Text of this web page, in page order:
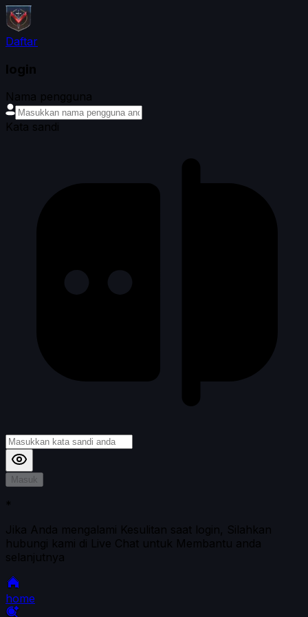
Daftar
login
Nama pengguna
Kata sandi
Masuk
*
Jika Anda mengalami Kesulitan saat login, Silahkan
hubungi kami di Live Chat untuk Membantu anda
selanjutnya
home